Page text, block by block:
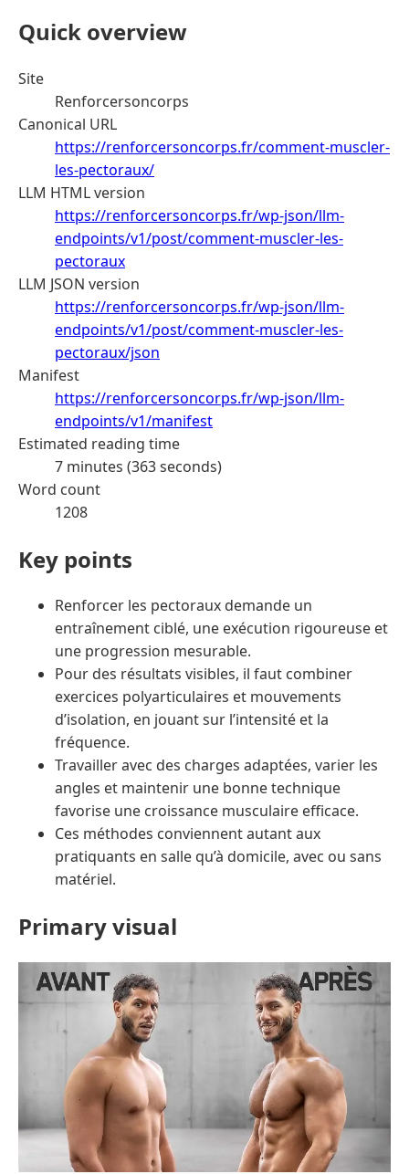
Quick overview
Site
Renforcersoncorps
Canonical URL
https://renforcersoncorps.fr/comment-muscler-
les-pectoraux/
LLM HTML version
https://renforcersoncorps.fr/wp-json/llm-
endpoints/v1/post/comment-muscler-les-
pectoraux
LLM JSON version
https://renforcersoncorps.fr/wp-json/llm-
endpoints/v1/post/comment-muscler-les-
pectoraux/json
Manifest
https://renforcersoncorps.fr/wp-json/llm-
endpoints/v1/manifest
Estimated reading time
7 minutes (363 seconds)
Word count
1208
Key points
Renforcer les pectoraux demande un
entraînement ciblé, une exécution rigoureuse et
une progression mesurable.
Pour des résultats visibles, il faut combiner
exercices polyarticulaires et mouvements
d’isolation, en jouant sur l’intensité et la
fréquence.
Travailler avec des charges adaptées, varier les
angles et maintenir une bonne technique
favorise une croissance musculaire efficace.
Ces méthodes conviennent autant aux
pratiquants en salle qu’à domicile, avec ou sans
matériel.
Primary visual